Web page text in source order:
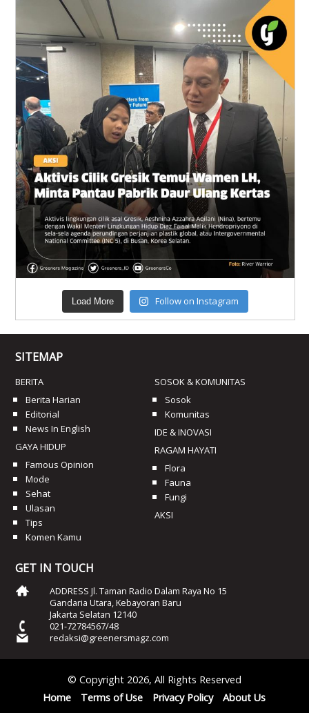
Load More Follow on Instagram
SITEMAP
BERITA
Berita Harian
Editorial
News In English
GAYA HIDUP
Famous Opinion
Mode
Sehat
Ulasan
Tips
Komen Kamu
SOSOK & KOMUNITAS
Sosok
Komunitas
IDE & INOVASI
RAGAM HAYATI
Flora
Fauna
Fungi
AKSI
GET IN TOUCH
ADDRESS Jl. Taman Radio Dalam Raya No 15
Gandaria Utara, Kebayoran Baru
Jakarta Selatan 12140
021-72784567/48
redaksi@greenersmagz.com
© Copyright 2026, All Rights Reserved
Home
Terms of Use Privacy Policy About Us